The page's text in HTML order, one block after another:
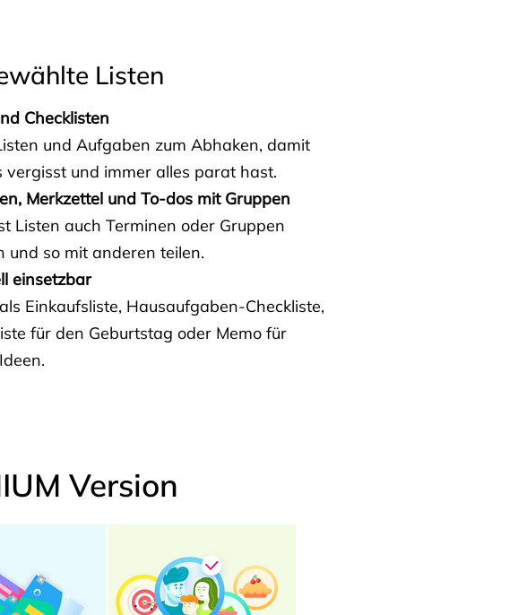
Listen
Checklisten
und Aufgaben zum Abhaken, damit
vergisst und immer alles parat hast.
Merkzettel und To-dos mit Gruppen
Listen auch Terminen oder Gruppen
und so mit anderen teilen.
einsetzbar
Einkaufsliste, Hausaufgaben-Checkliste,
für den Geburtstag oder Memo für
Version